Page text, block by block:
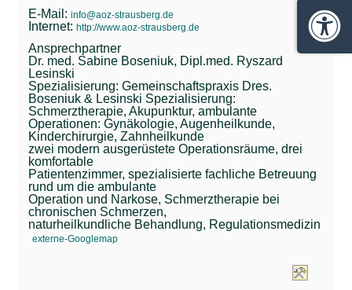
E-Mail: info@aoz-strausberg.de
Internet: http://www.aoz-strausberg.de
Ansprechpartner
Dr. med. Sabine Boseniuk, Dipl.med. Ryszard
Lesinski
Spezialisierung: Gemeinschaftspraxis Dres.
Boseniuk & Lesinski Spezialisierung:
Schmerztherapie, Akupunktur, ambulante
Operationen: Gynäkologie, Augenheilkunde,
Kinderchirurgie, Zahnheilkunde
zwei modern ausgerüstete Operationsräume, drei
komfortable
Patientenzimmer, spezialisierte fachliche Betreuung
rund um die ambulante
Operation und Narkose, Schmerztherapie bei
chronischen Schmerzen,
naturheilkundliche Behandlung, Regulationsmedizin
externe-Googlemap